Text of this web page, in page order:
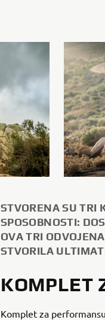
STVORENA SU TRI
SPOSOBNOSTI:
OVA TRI
STVORILA
KOMPLET
Komplet za